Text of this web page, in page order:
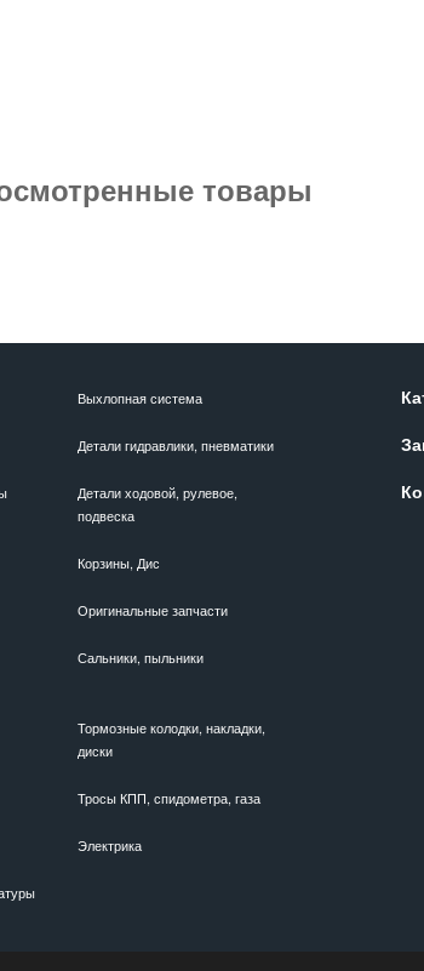
товары
Выхлопная система
Детали гидравлики, пневматики
Детали ходовой, рулевое,
подвеска
Корзины, Дис
Оригинальные запчасти
Сальники, пыльники
Тормозные колодки, накладки,
диски
Тросы КПП, спидометра, газа
Электрика